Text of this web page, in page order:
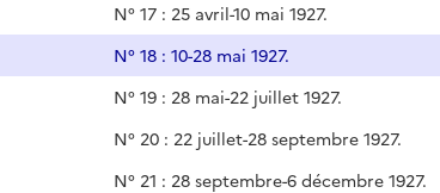
N° 17 : 25 avril-10 mai 1927.
N° 18 : 10-28 mai 1927.
N° 19 : 28 mai-22 juillet 1927.
N° 20 : 22 juillet-28 septembre 1927.
N° 21 : 28 septembre-6 décembre 1927.